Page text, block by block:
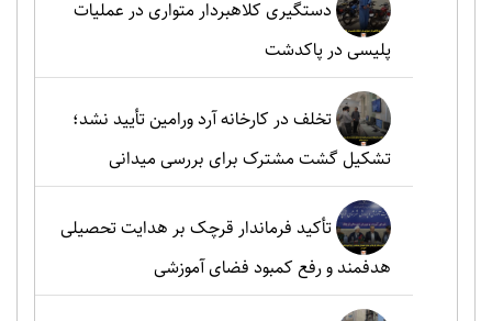
دستگیری کلاهبردار متواری در عملیات
پلیسی در پاکدشت
تخلف در کارخانه آرد ورامین تأیید نشد؛
تشکیل گشت مشترک برای بررسی میدانی
تأکید فرماندار قرچک بر هدایت تحصیلی
هدفمند و رفع کمبود فضای آموزشی